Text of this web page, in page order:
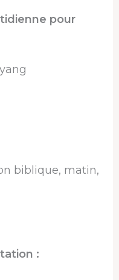
pour
biblique, matin,
: